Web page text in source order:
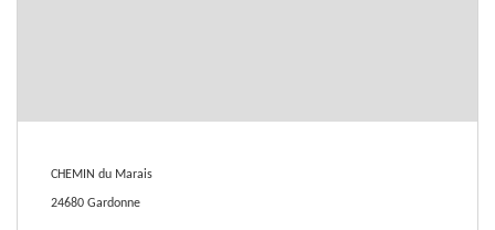
CHEMIN du Marais
24680 Gardonne